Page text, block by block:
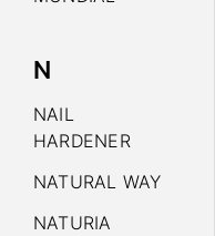
N
NAIL
HARDENER
NATURAL WAY
NATURIA